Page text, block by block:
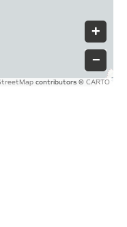
+
−
contributors © CARTO